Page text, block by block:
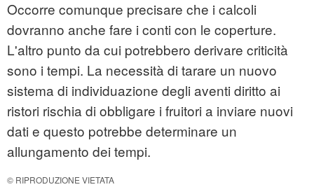
Occorre comunque precisare che i calcoli
dovranno anche fare i conti con le coperture.
L'altro punto da cui potrebbero derivare criticità
sono i tempi. La necessità di tarare un nuovo
sistema di individuazione degli aventi diritto ai
ristori rischia di obbligare i fruitori a inviare nuovi
dati e questo potrebbe determinare un
allungamento dei tempi.
© RIPRODUZIONE VIETATA